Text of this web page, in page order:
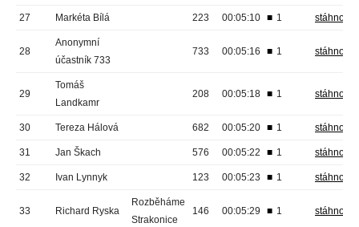
27 Markéta Bílá 223 00:05:10 ■ 1 stáhnout
28
Anonymní
účastník 733
733 00:05:16 ■ 1 stáhnout
29
Tomáš
Landkamr
208 00:05:18 ■ 1 stáhnout
30 Tereza Hálová 682 00:05:20 ■ 1 stáhnout
31 Jan Škach 576 00:05:22 ■ 1 stáhnout
32 Ivan Lynnyk 123 00:05:23 ■ 1 stáhnout
33 Richard Ryska
Rozběháme
Strakonice
146 00:05:29 ■ 1 stáhnout